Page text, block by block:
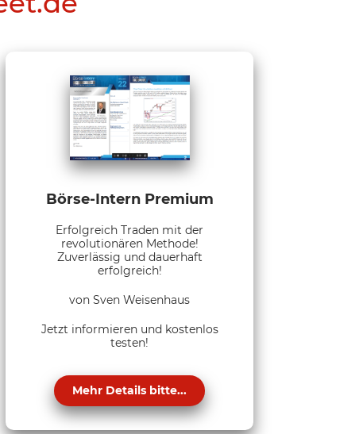
Börse-Intern Premium
Erfolgreich Traden mit der
revolutionären Methode!
Zuverlässig und dauerhaft
erfolgreich!
von Sven Weisenhaus
Jetzt informieren und kostenlos
testen!
Mehr Details bitte...